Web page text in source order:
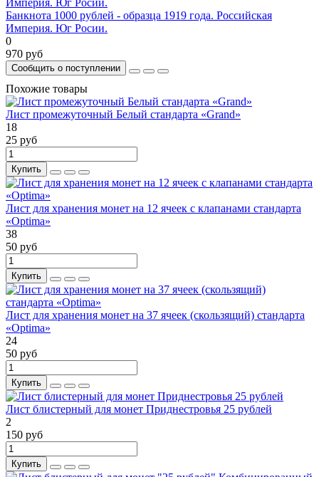
Банкнота 1000 рублей - образца 1919 года. Российская
Империя. Юг Росии.
0
970 руб
Сообщить о поступлении
Похожие товары
Лист промежуточный Белый стандарта «Grand»
18
25 руб
Купить
Лист для хранения монет на 12 ячеек с клапанами стандарта
«Optima»
38
50 руб
Купить
Лист для хранения монет на 37 ячеек (скользящий) стандарта
«Optima»
24
50 руб
Купить
Лист блистерный для монет Приднестровья 25 рублей
2
150 руб
Купить